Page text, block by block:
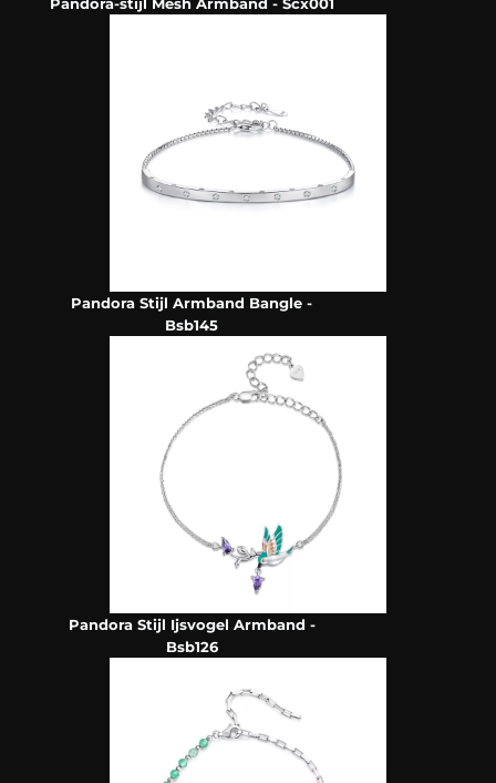
Pandora Stijl Armband Bangle -
Bsb145
Pandora Stijl Ijsvogel Armband -
Bsb126